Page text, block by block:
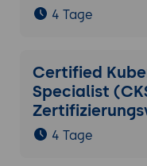
4 Tage
Certified
Specialist
4 Tage